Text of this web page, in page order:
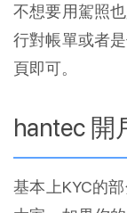
不想要用駕照
行對帳單或者
頁即可。
hantec 開
基本上KYC的